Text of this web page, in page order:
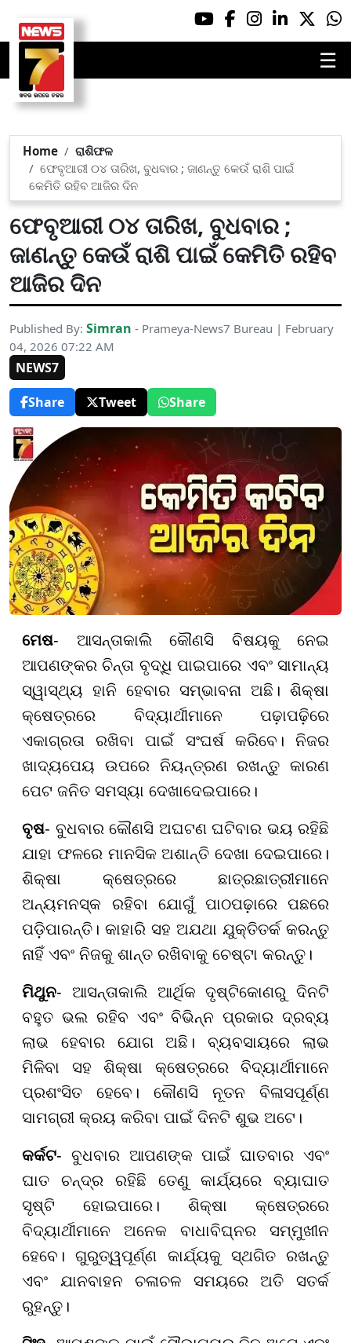
☰
Home
ରାଶିଫଳ
ଫେବୃଆରୀ ୦୪ ତାରିଖ, ବୁଧବାର ; ଜାଣନ୍ତୁ କେଉଁ ରାଶି ପାଇଁ
କେମିତି ରହିବ ଆଜିର ଦିନ
ଫେବୃଆରୀ ୦୪ ତାରିଖ, ବୁଧବାର ;
ଜାଣନ୍ତୁ କେଉଁ ରାଶି ପାଇଁ କେମିତି ରହିବ
ଆଜିର ଦିନ
Published By: Simran - Prameya-News7 Bureau | February
04, 2026 07:22 AM
NEWS7
Share
Tweet Share
ମେଷ- ଆସନ୍ତାକାଲି କୌଣସି ବିଷୟକୁ ନେଇ
ଆପଣଙ୍କର ଚିନ୍ତା ବୃଦ୍ଧି ପାଇପାରେ ଏବଂ ସାମାନ୍ୟ
ସ୍ୱାସ୍ଥ୍ୟ ହାନି ହେବାର ସମ୍ଭାବନା ଅଛି। ଶିକ୍ଷା
କ୍ଷେତ୍ରରେ ବିଦ୍ୟାର୍ଥୀମାନେ ପଢ଼ାପଢ଼ିରେ
ଏକାଗ୍ରତା ରଖିବା ପାଇଁ ସଂଘର୍ଷ କରିବେ। ନିଜର
ଖାଦ୍ୟପେୟ ଉପରେ ନିୟନ୍ତ୍ରଣ ରଖନ୍ତୁ କାରଣ
ପେଟ ଜନିତ ସମସ୍ୟା ଦେଖାଦେଇପାରେ।
ବୃଷ- ବୁଧବାର କୌଣସି ଅଘଟଣ ଘଟିବାର ଭୟ ରହିଛି
ଯାହା ଫଳରେ ମାନସିକ ଅଶାନ୍ତି ଦେଖା ଦେଇପାରେ।
ଶିକ୍ଷା କ୍ଷେତ୍ରରେ ଛାତ୍ରଛାତ୍ରୀମାନେ
ଅନ୍ୟମନସ୍କ ରହିବା ଯୋଗୁଁ ପାଠପଢ଼ାରେ ପଛରେ
ପଡ଼ିପାରନ୍ତି। କାହାରି ସହ ଅଯଥା ଯୁକ୍ତିତର୍କ କରନ୍ତୁ
ନାହିଁ ଏବଂ ନିଜକୁ ଶାନ୍ତ ରଖିବାକୁ ଚେଷ୍ଟା କରନ୍ତୁ।
ମିଥୁନ- ଆସନ୍ତାକାଲି ଆର୍ଥିକ ଦୃଷ୍ଟିକୋଣରୁ ଦିନଟି
ବହୁତ ଭଲ ରହିବ ଏବଂ ବିଭିନ୍ନ ପ୍ରକାର ଦ୍ରବ୍ୟ
ଲାଭ ହେବାର ଯୋଗ ଅଛି। ବ୍ୟବସାୟରେ ଲାଭ
ମିଳିବା ସହ ଶିକ୍ଷା କ୍ଷେତ୍ରରେ ବିଦ୍ୟାର୍ଥୀମାନେ
ପ୍ରଶଂସିତ ହେବେ। କୌଣସି ନୂତନ ବିଳାସପୂର୍ଣ୍ଣ
ସାମଗ୍ରୀ କ୍ରୟ କରିବା ପାଇଁ ଦିନଟି ଶୁଭ ଅଟେ।
କର୍କଟ- ବୁଧବାର ଆପଣଙ୍କ ପାଇଁ ଘାତବାର ଏବଂ
ଘାତ ଚନ୍ଦ୍ର ରହିଛି ତେଣୁ କାର୍ଯ୍ୟରେ ବ୍ୟାଘାତ
ସୃଷ୍ଟି ହୋଇପାରେ। ଶିକ୍ଷା କ୍ଷେତ୍ରରେ
ବିଦ୍ୟାର୍ଥୀମାନେ ଅନେକ ବାଧାବିଘ୍ନର ସମ୍ମୁଖୀନ
ହେବେ। ଗୁରୁତ୍ୱପୂର୍ଣ୍ଣ କାର୍ଯ୍ୟକୁ ସ୍ଥଗିତ ରଖନ୍ତୁ
ଏବଂ ଯାନବାହନ ଚଳାଚଳ ସମୟରେ ଅତି ସତର୍କ
ରୁହନ୍ତୁ।